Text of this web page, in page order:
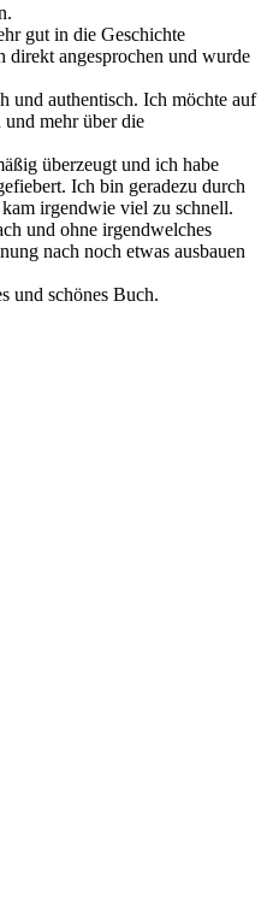
gut in die Geschichte
direkt angesprochen und wurde
und authentisch. Ich möchte auf
und mehr über die
überzeugt und ich habe
Ich bin geradezu durch
irgendwie viel zu schnell.
und ohne irgendwelches
nach noch etwas ausbauen
und schönes Buch.